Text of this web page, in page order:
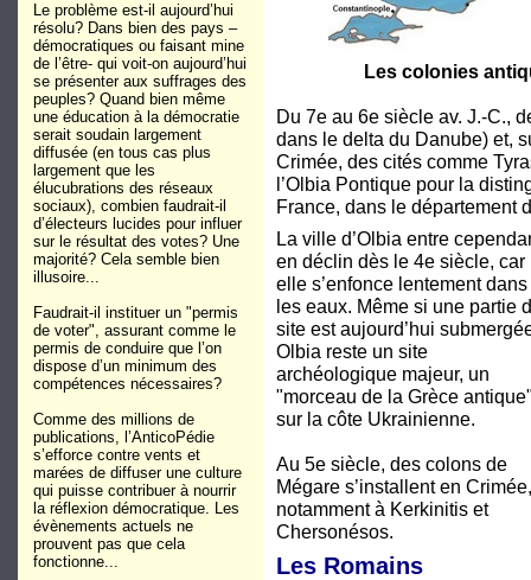
Le problème est-il aujourd’hui
résolu? Dans bien des pays –
démocratiques ou faisant mine
de l’être- qui voit-on aujourd’hui
se présenter aux suffrages des
peuples? Quand bien même
une éducation à la démocratie
serait soudain largement
diffusée (en tous cas plus
largement que les
élucubrations des réseaux
sociaux), combien faudrait-il
d’électeurs lucides pour influer
sur le résultat des votes? Une
majorité? Cela semble bien
illusoire...
Faudrait-il instituer un "permis
de voter", assurant comme le
permis de conduire que l’on
dispose d’un minimum des
compétences nécessaires?
Comme des millions de
publications, l’AnticoPédie
s’efforce contre vents et
marées de diffuser une culture
qui puisse contribuer à nourrir
la réflexion démocratique. Les
évènements actuels ne
prouvent pas que cela
fonctionne...
Les colonies
Du 7e au 6e siècle av. J.-C.,
dans le delta du Danube) et,
Crimée, des cités comme
l’Olbia Pontique pour la
France, dans le département
La ville d’Olbia entre
en déclin dès le 4e siècle, car
elle s’enfonce lentement dans
les eaux. Même si une partie
site est aujourd’hui
Olbia reste un site
archéologique majeur, un
"morceau de la Grèce
sur la côte Ukrainienne.
Au 5e siècle, des colons de
Mégare s’installent en Crimée,
notamment à Kerkinitis et
Chersonésos.
Les Romains